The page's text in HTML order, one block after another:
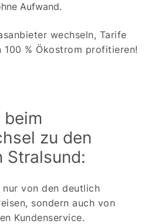
Aufwand.
wechseln, Tarife
100 % Ökostrom profitieren!
beim
zu den
Stralsund:
von den deutlich
sondern auch von
Kundenservice.